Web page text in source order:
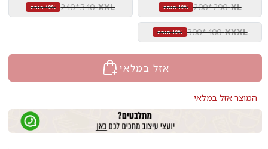
XL
-
200*290 40% הנחה XXL
-
240*340 40% הנחה
XXXL
-
300*400 40% הנחה
אזל במלאי
המוצר אזל במלאי